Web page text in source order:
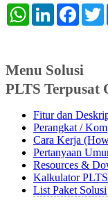
WhatsAppLinkedIn
Menu Solusi
PLTS Terpusat
Fitur dan
Perangkat /
Cara Kerja
Pertanyaan
Resources &
Kalkulator
List Paket Solusi